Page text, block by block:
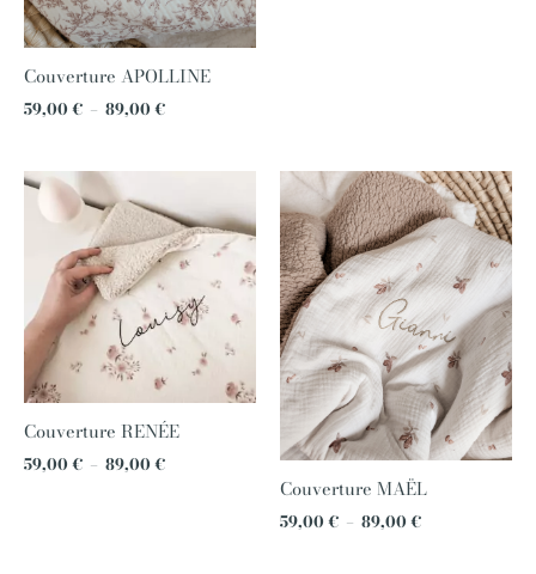
Couverture APOLLINE
59,00 € – 89,00 €
Couverture RENÉE
59,00 € – 89,00 €
Plage
prix :
59,00 €
à
89,00 €
Couverture MAËL
59,00 € – 89,00 €
Plage
de
prix :
59,00 €
à
89,00 €